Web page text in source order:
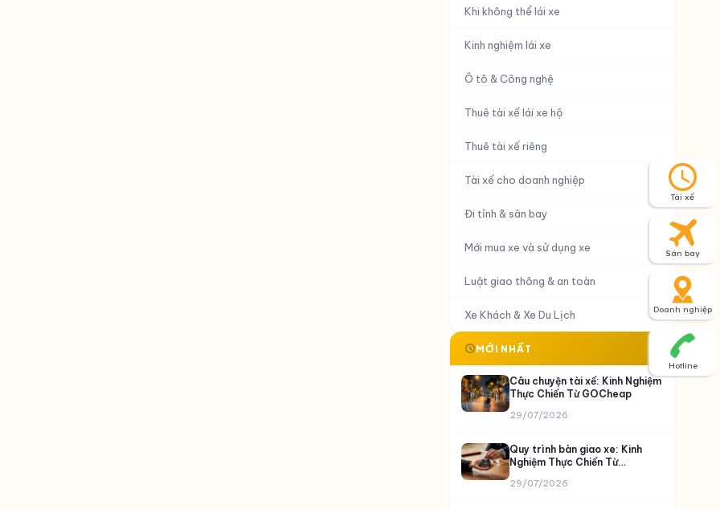
Khi không thể lái xe
Kinh nghiệm lái xe
Ô tô & Công nghệ
Thuê tài xế lái xe hộ
Thuê tài xế riêng
Tài xế cho doanh nghiệp
Đi tỉnh & sân bay
Mới mua xe và sử dụng xe
Luật giao thông & an toàn
Xe Khách & Xe Du Lịch
MỚI NHẤT
Câu chuyện tài xế: Kinh Nghiệm
Thực Chiến Từ GOCheap
29/07/2026
Quy trình bàn giao xe: Kinh
Nghiệm Thực Chiến Từ
29/07/2026
Tài xế
Sân bay
Doanh nghiệp
Hotline